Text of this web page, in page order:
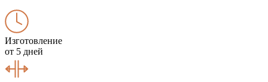
Изготовление
от 5 дней